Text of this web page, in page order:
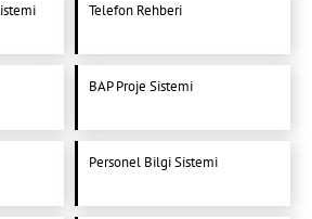
Telefon Rehberi
BAP Proje Sistemi
Personel Bilgi Sistemi